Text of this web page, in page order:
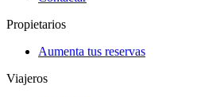
Propietarios
Aumenta tus reservas
Viajeros